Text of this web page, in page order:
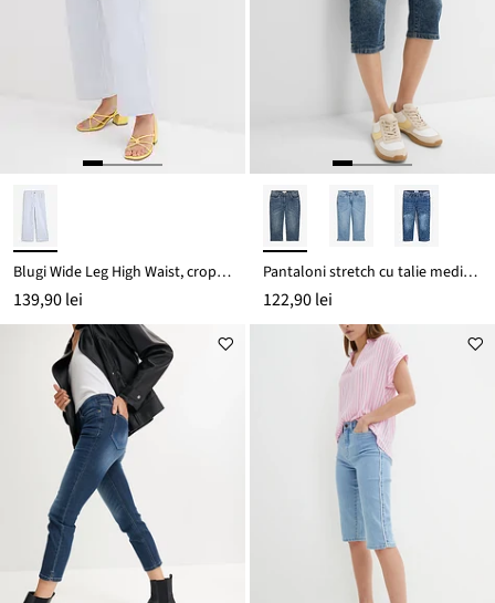
Blugi Wide Leg High Waist, cropped
139,90 lei
Pantaloni stretch cu talie medie, drepți
122,90 lei